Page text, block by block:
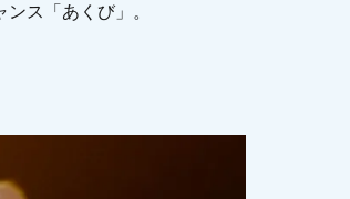
ス「あくび」。